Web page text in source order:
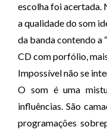
escolha foi acertada.
a qualidade do som
da banda contendo a
CD com porfólio,
Impossível não se
O som é uma
influências. São
programações